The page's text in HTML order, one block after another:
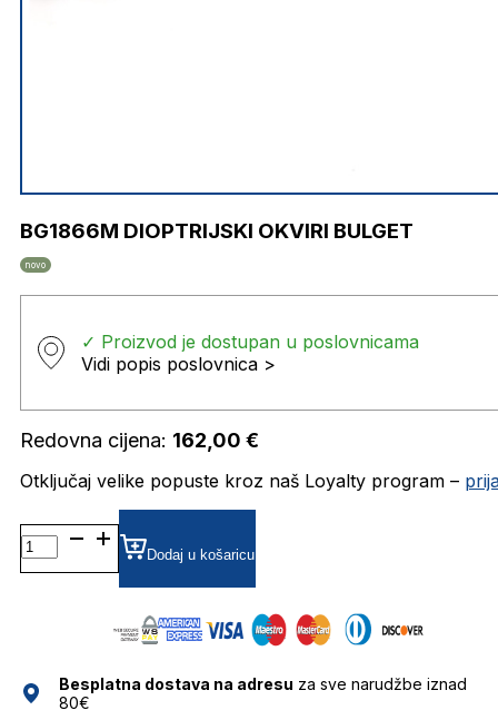
BG1866M DIOPTRIJSKI OKVIRI BULGET
novo
✓ Proizvod je dostupan u poslovnicama
Vidi popis poslovnica >
Redovna cijena: 162,00 €
Otključaj velike popuste kroz naš Loyalty program –
BG1866M DIOPTRIJSKI
OKVIRI
BULGET
Dodaj u košaricu
Besplatna dostava na adresu za sve narudžbe iznad
80€